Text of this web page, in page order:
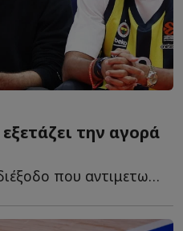
την αγορά
Λύση στο οικονομικό αδιέξοδο που αντιμετωπίζει η Βιλερμπάν φ...